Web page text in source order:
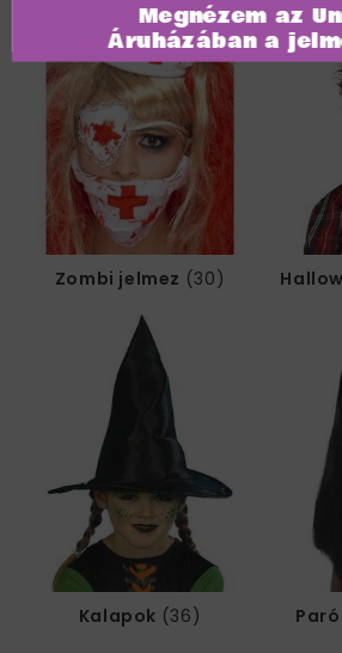
Zombi jelmez (30)
Kalapok (36)
Megnézem az
Áruházában a